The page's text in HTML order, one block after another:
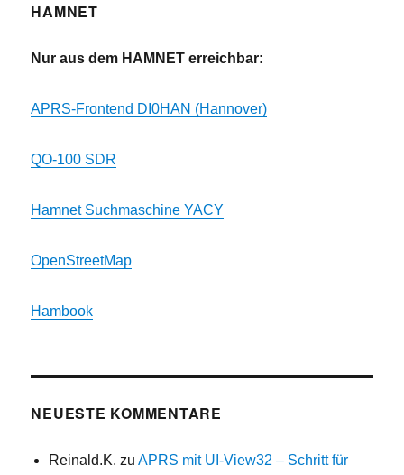
HAMNET
Nur aus dem HAMNET erreichbar:
APRS-Frontend DI0HAN (Hannover)
QO-100 SDR
Hamnet Suchmaschine YACY
OpenStreetMap
Hambook
NEUESTE KOMMENTARE
Reinald.K. zuAPRS mit UI-View32 – Schritt für